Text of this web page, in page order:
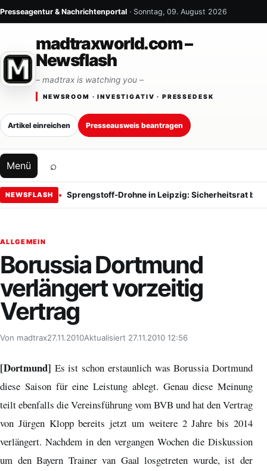
Zum Inhalt springen
Presseagentur & Nachrichtenportal · Sonntag, 09. August 2026
madtraxworld.com –
Newsflash
– madtrax is watching you –
NEWSROOM · INVESTIGATIV · PRESSEDESK
Artikel einreichen Presseausweis beantragen
Menü ⌕
NEWSFLASH Sprengstoff-Drohne in Leipzig: Sicherheitsrat
ALLGEMEIN
Borussia Dortmund
verlängert vorzeitig
Vertrag
Von madtrax27.11.2010Aktualisiert 27.11.2010 12:56
[Dortmund] Es ist schon erstaunlich was Borussia Dortmund
diese Saison für eine Leistung ablegt. Genau diese Meinung
teilt ebenfalls die Vereinsführung vom BVB und hat den Vertrag
von Jürgen Klopp bereits jetzt um weitere 2 Jahre bis 2014
verlängert. Nachdem in den vergangen Wochen die Diskussion
um den Bayern Trainer van Gaal losgetreten wurde, ist der